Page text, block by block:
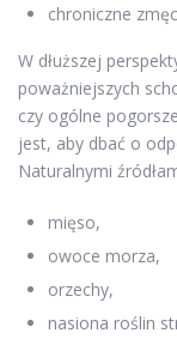
chroniczne
W dłuższej
poważniejszych
czy ogólne
jest, aby dbać o
Naturalnymi
mięso,
owoce morza,
orzechy,
nasiona roślin